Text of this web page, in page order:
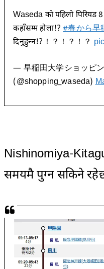
Waseda को पहिलो पिरियड
कहाँसम्म होला!?#春から早
दिनुहुन्न!?！？！？！？
— 早稲田大学ショッピ
(@shopping_waseda)
Nishinomiya-
समयमै पुग्न सकिने